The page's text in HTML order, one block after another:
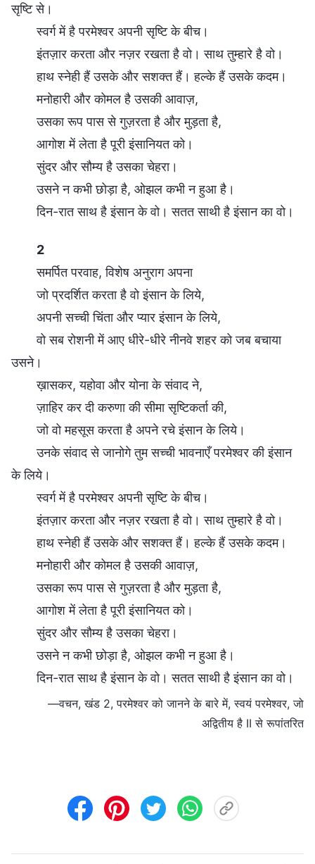
सृष्टि से।
स्वर्ग में है परमेश्वर अपनी सृष्टि के बीच।
इंतज़ार करता और नज़र रखता है वो। साथ तुम्हारे है वो।
हाथ स्नेही हैं उसके और सशक्त हैं। हल्के हैं उसके कदम।
मनोहारी और कोमल है उसकी आवाज़,
उसका रूप पास से गुज़रता है और मुड़ता है,
आगोश में लेता है पूरी इंसानियत को।
सुंदर और सौम्य है उसका चेहरा।
उसने न कभी छोड़ा है, ओझल कभी न हुआ है।
दिन-रात साथ है इंसान के वो। सतत साथी है इंसान का वो।
2
समर्पित परवाह, विशेष अनुराग अपना
जो प्रदर्शित करता है वो इंसान के लिये,
अपनी सच्ची चिंता और प्यार इंसान के लिये,
वो सब रोशनी में आए धीरे-धीरे नीनवे शहर को जब बचाया
उसने।
ख़ासकर, यहोवा और योना के संवाद ने,
ज़ाहिर कर दी करुणा की सीमा सृष्टिकर्ता की,
जो वो महसूस करता है अपने रचे इंसान के लिये।
उनके संवाद से जानोगे तुम सच्ची भावनाएँ परमेश्वर की इंसान
के लिये।
स्वर्ग में है परमेश्वर अपनी सृष्टि के बीच।
इंतज़ार करता और नज़र रखता है वो। साथ तुम्हारे है वो।
हाथ स्नेही हैं उसके और सशक्त हैं। हल्के हैं उसके कदम।
मनोहारी और कोमल है उसकी आवाज़,
उसका रूप पास से गुज़रता है और मुड़ता है,
आगोश में लेता है पूरी इंसानियत को।
सुंदर और सौम्य है उसका चेहरा।
उसने न कभी छोड़ा है, ओझल कभी न हुआ है।
दिन-रात साथ है इंसान के वो। सतत साथी है इंसान का वो।
—वचन, खंड 2, परमेश्वर को जानने के बारे में, स्वयं परमेश्वर, जो
अद्वितीय है II से रूपांतरित